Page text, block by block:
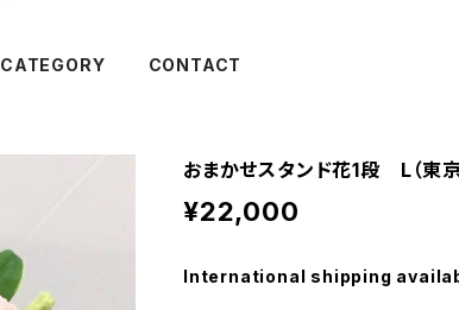
CATEGORY CONTACT
おまかせスタンド花1段 L（東
¥22,000
International shipping